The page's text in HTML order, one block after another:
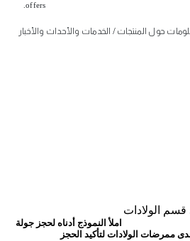
offers.
حول المنتجات / الخدمات والأحداث والأخبار
الولادات
املأ النموذج أدناه لحجز جولة
ممرضات الولادات لتأكيد الحجز